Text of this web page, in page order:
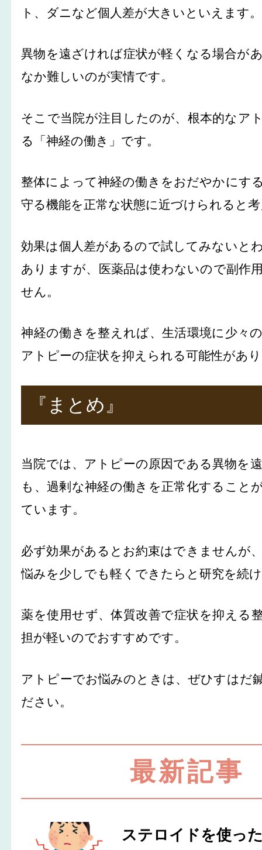
ト、ダニなど個人差が大きいといえます。
異物を遠ざければ症状が軽くなる場合が
なか難しいのが実情です。
そこで当院が注目したのが、根本的なア
る「神経の働き」です。
整体によって神経の働きをおだやかにす
守る機能を正常な状態に近づけられると
効果は個人差があるので試してみないと
ありますが、医薬品は使わないので副作
せん。
神経の働きを整えれば、生活環境に少々
アトピーの症状を抑えられる可能性があ
『まとめ』
当院では、アトピーの原因である異物を
も、過剰な神経の働きを正常化すること
ています。
必ず効果があるとお約束はできませんが
悩みを少しでも軽くできたらと研究を続
薬を使用せず、体質改善で症状を抑える
担が軽いのでおすすめです。
アトピーでお悩みのときは、ぜひすはだ
ださい。
最新記事
ステロイドを使っ